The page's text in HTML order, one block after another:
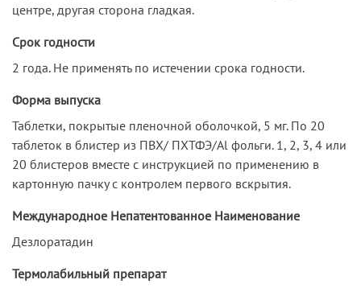
центре, другая сторона гладкая.
Срок годности
2 года. Не применять по истечении срока годности.
Форма выпуска
Таблетки, покрытые пленочной оболочкой, 5 мг. По 20
таблеток в блистер из ПВХ/ ПХТФЭ/Al фольги. 1, 2, 3, 4 или
20 блистеров вместе с инструкцией по применению в
картонную пачку с контролем первого вскрытия.
Международное Непатентованное Наименование
Дезлоратадин
Термолабильный препарат